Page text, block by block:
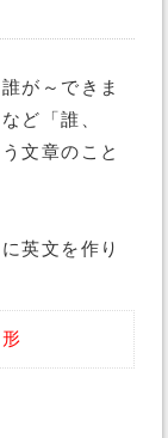
が～できま
ど「誰、
文章のこと
英文を作り